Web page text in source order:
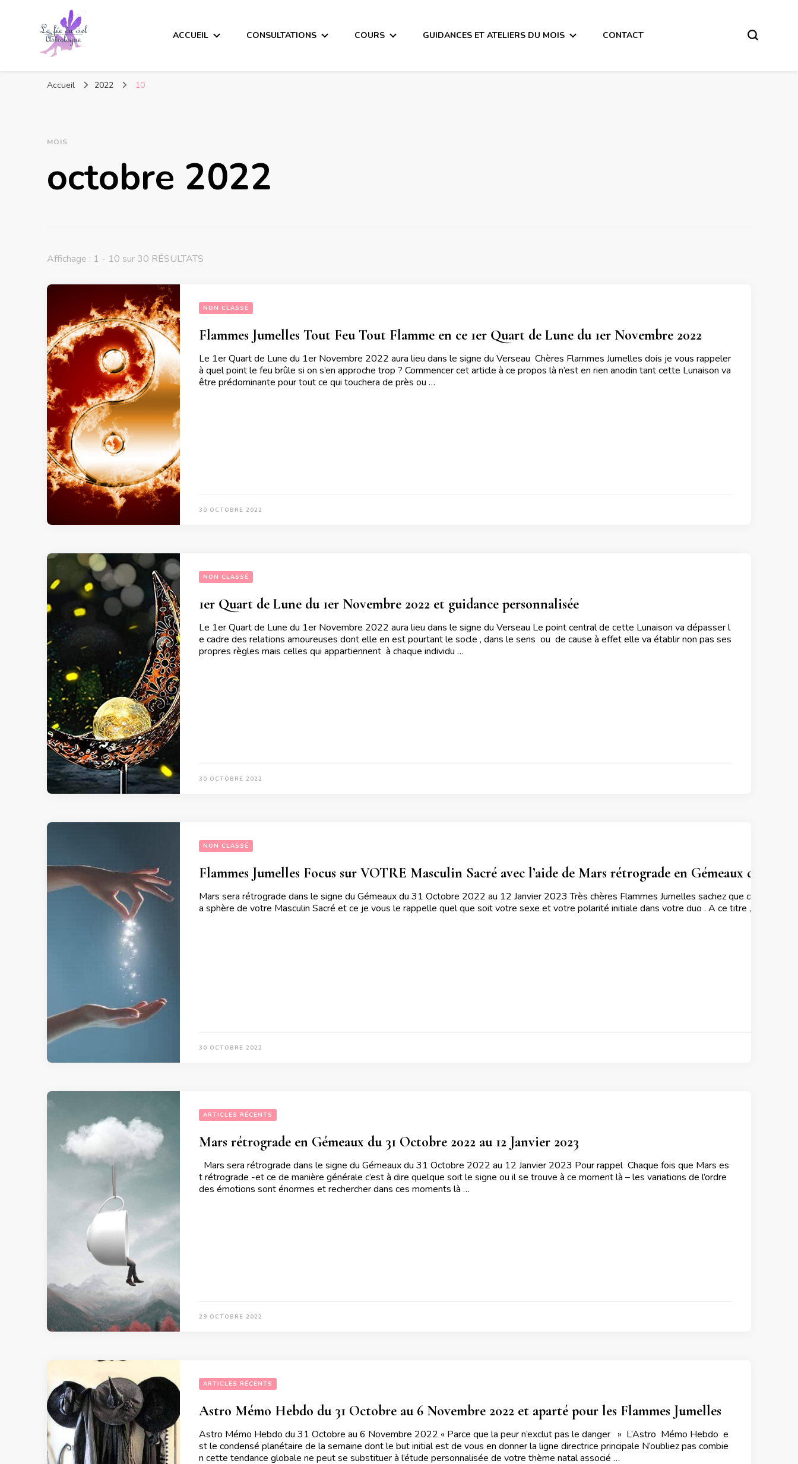
ACCUEIL CONSULTATIONS COURS GUIDANCES ET ATELIERS DU MOIS CONTACT
Accueil 2022 10
MOIS
octobre 2022
Affichage : 1 - 10 sur 30 RÉSULTATS
NON CLASSÉ
Flammes Jumelles Tout Feu Tout Flamme en ce 1er Quart de Lune du 1er Novembre 2022
Le 1er Quart de Lune du 1er Novembre 2022 aura lieu dans le signe du Verseau Chères Flammes Jumelles dois je vous rappeler
à quel point le feu brûle si on s’en approche trop ? Commencer cet article à ce propos là n’est en rien anodin tant cette Lunaison va
être prédominante pour tout ce qui touchera de près ou …
30 OCTOBRE 2022
NON CLASSÉ
1er Quart de Lune du 1er Novembre 2022 et guidance personnalisée
Le 1er Quart de Lune du 1er Novembre 2022 aura lieu dans le signe du Verseau Le point central de cette Lunaison va dépasser l
e cadre des relations amoureuses dont elle en est pourtant le socle , dans le sens ou de cause à effet elle va établir non pas ses
propres règles mais celles qui appartiennent à chaque individu …
30 OCTOBRE 2022
NON CLASSÉ
Flammes Jumelles Focus sur VOTRE Masculin Sacré avec l’aide de Mars rétrograde en Gémeaux du 31
Mars sera rétrograde dans le signe du Gémeaux du 31 Octobre 2022 au 12 Janvier 2023 Très chères Flammes Jumelles sachez que cette
a sphère de votre Masculin Sacré et ce je vous le rappelle quel que soit votre sexe et votre polarité initiale dans votre duo . A ce titre , …
30 OCTOBRE 2022
ARTICLES RÉCENTS
Mars rétrograde en Gémeaux du 31 Octobre 2022 au 12 Janvier 2023
Mars sera rétrograde dans le signe du Gémeaux du 31 Octobre 2022 au 12 Janvier 2023 Pour rappel Chaque fois que Mars es
t rétrograde -et ce de manière générale c’est à dire quelque soit le signe ou il se trouve à ce moment là – les variations de l’ordre
des émotions sont énormes et rechercher dans ces moments là …
29 OCTOBRE 2022
ARTICLES RÉCENTS
Astro Mémo Hebdo du 31 Octobre au 6 Novembre 2022 et aparté pour les Flammes Jumelles
Astro Mémo Hebdo du 31 Octobre au 6 Novembre 2022 « Parce que la peur n’exclut pas le danger » L’Astro Mémo Hebdo e
st le condensé planétaire de la semaine dont le but initial est de vous en donner la ligne directrice principale N’oubliez pas combie
n cette tendance globale ne peut se substituer à l’étude personnalisée de votre thème natal associé …